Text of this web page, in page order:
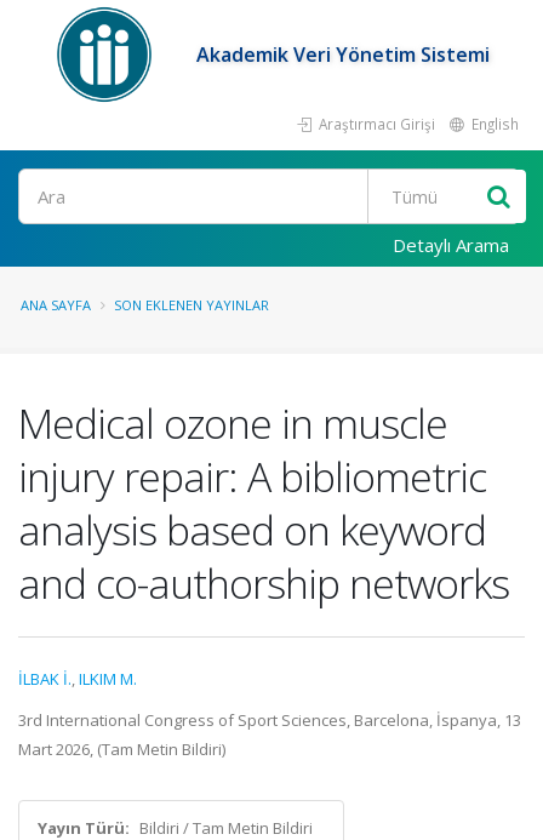
Akademik Veri Yönetim Sistemi
Araştırmacı Girişi English
Ara
Detaylı Arama
ANA SAYFA SON EKLENEN YAYINLAR
Medical ozone in muscle
injury repair: A bibliometric
analysis based on keyword
and co-authorship networks
İLBAK İ.,ILKIM M.
3rd International Congress of Sport Sciences, Barcelona, İspanya, 13
Mart 2026, (Tam Metin Bildiri)
Yayın Türü: Bildiri / Tam Metin Bildiri